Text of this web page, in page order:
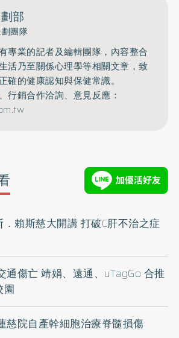
部
團隊
專業的記者及編輯團隊，內容整合
活乃至關係心理學等相關文章，致
確的健康認知與保健常識。
行銷合作洽詢、意見反應：
賴斯慈大開講 打破C肝不治之症
通傷亡 靖娟、遠通、uTagGo 合推
園
慈院自產幹細胞治療脊髓損傷